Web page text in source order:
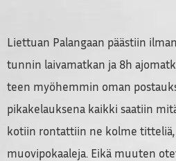
Liettuan Palangaan päästiin
tunnin laivamatkan ja 8h
teen myöhemmin oman
pikakelauksena kaikki saatiin
kotiin rontattiin ne kolme titteliä,
muovipokaaleja. Eikä muuten